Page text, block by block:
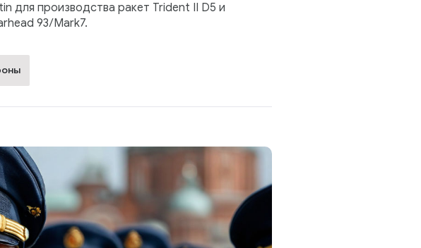
для производства ракет Trident II D5 и
93/Mark7.